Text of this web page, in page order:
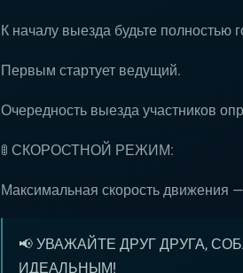
К началу выезда будьте полностью
Первым стартует ведущий.
Очередность выезда участников
🚦 СКОРОСТНОЙ РЕЖИМ:
Максимальная скорость движения
📢 УВАЖАЙТЕ ДРУГ ДРУГА,
ИДЕАЛЬНЫМ!